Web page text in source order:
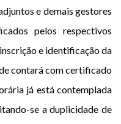
e demais gestores
pelos respectivos
e identificação da
contará com certificado
já está contemplada
se a duplicidade de